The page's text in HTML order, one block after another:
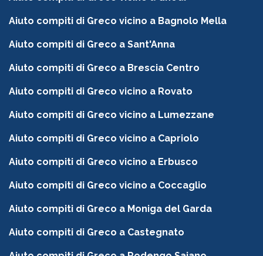
Aiuto compiti di Greco vicino a Bagnolo Mella
Aiuto compiti di Greco a Sant'Anna
Aiuto compiti di Greco a Brescia Centro
Aiuto compiti di Greco vicino a Rovato
Aiuto compiti di Greco vicino a Lumezzane
Aiuto compiti di Greco vicino a Capriolo
Aiuto compiti di Greco vicino a Erbusco
Aiuto compiti di Greco vicino a Coccaglio
Aiuto compiti di Greco a Moniga del Garda
Aiuto compiti di Greco a Castegnato